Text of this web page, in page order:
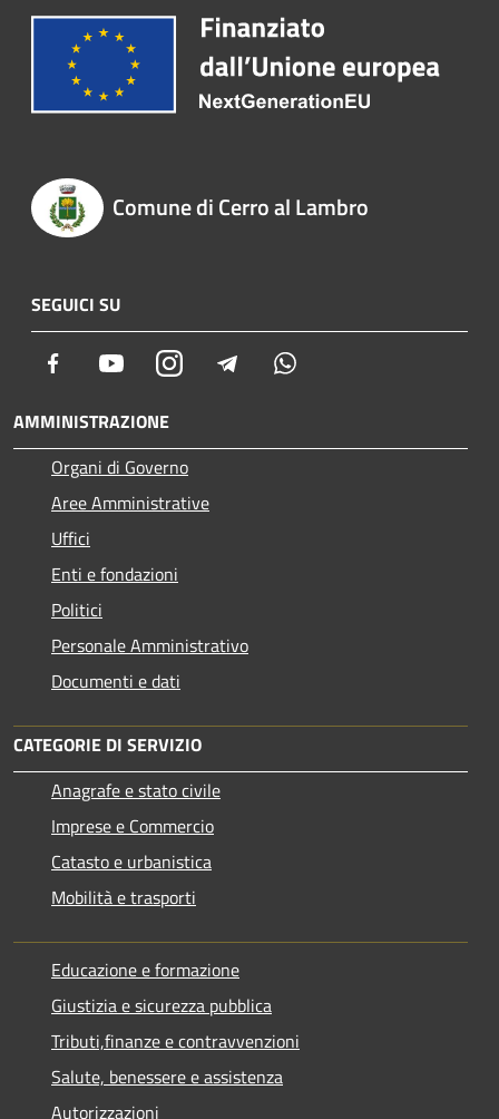
Comune di Cerro al Lambro
SEGUICI SU
Facebook YoutubeInstagram Telegram
AMMINISTRAZIONE
Organi di Governo
Aree Amministrative
Uffici
Enti e fondazioni
Politici
Personale Amministrativo
Documenti e dati
CATEGORIE DI SERVIZIO
Anagrafe e stato civile
Imprese e Commercio
Catasto e urbanistica
Mobilità e trasporti
Educazione e formazione
Giustizia e sicurezza pubblica
Tributi,finanze e contravvenzioni
Salute, benessere e assistenza
Autorizzazioni